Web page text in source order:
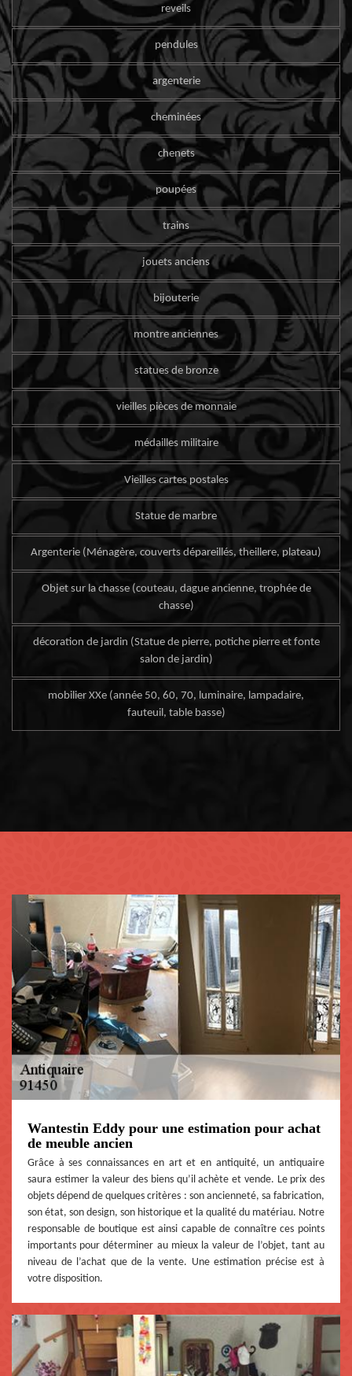
reveils
pendules
argenterie
cheminées
chenets
poupées
trains
jouets anciens
bijouterie
montre anciennes
statues de bronze
vieilles pièces de monnaie
médailles militaire
Vieilles cartes postales
Statue de marbre
Argenterie (Ménagère, couverts dépareillés, theillere, plateau)
Objet sur la chasse (couteau, dague ancienne, trophée de
chasse)
décoration de jardin (Statue de pierre, potiche pierre et fonte
salon de jardin)
mobilier XXe (année 50, 60, 70, luminaire, lampadaire,
fauteuil, table basse)
Wantestin Eddy pour une estimation pour achat
de meuble ancien
Grâce à ses connaissances en art et en antiquité, un antiquaire
saura estimer la valeur des biens qu’il achète et vende. Le prix des
objets dépend de quelques critères : son ancienneté, sa fabrication,
son état, son design, son historique et la qualité du matériau. Notre
responsable de boutique est ainsi capable de connaître ces points
importants pour déterminer au mieux la valeur de l’objet, tant au
niveau de l’achat que de la vente. Une estimation précise est à
votre disposition.